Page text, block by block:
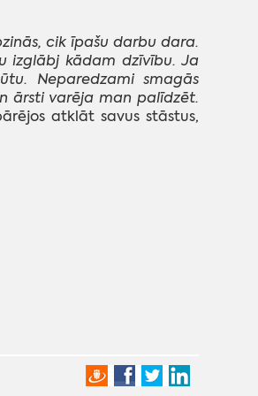
cik īpašu darbu dara.
izglābj kādam dzīvību. Ja
Neparedzami smagās
ārsti varēja man palīdzēt.
atklāt savus stāstus,